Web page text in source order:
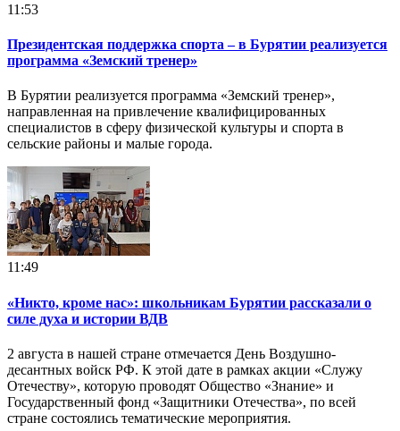
11:53
Президентская поддержка спорта – в Бурятии реализуется
программа «Земский тренер»
В Бурятии реализуется программа «Земский тренер»,
направленная на привлечение квалифицированных
специалистов в сферу физической культуры и спорта в
сельские районы и малые города.
11:49
«Никто, кроме нас»: школьникам Бурятии рассказали о
силе духа и истории ВДВ
2 августа в нашей стране отмечается День Воздушно-
десантных войск РФ. К этой дате в рамках акции «Служу
Отечеству», которую проводят Общество «Знание» и
Государственный фонд «Защитники Отечества», по всей
стране состоялись тематические мероприятия.